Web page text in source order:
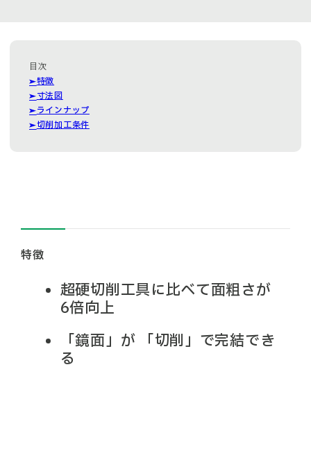
特徴
寸法図
ラインナップ
切削加工条件
特徴
超硬切削工具に比べて面粗さが
6倍向上
「鏡面」が 「切削」で完結でき
る